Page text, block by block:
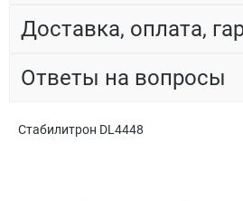
Доставка, оплата,
Ответы на вопросы
Стабилитрон DL4448